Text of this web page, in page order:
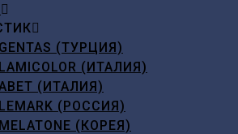
GENTAS (ТУРЦИЯ)
LAMICOLOR (ИТАЛИЯ)
(ИТАЛИЯ)
LEMARK (РОССИЯ)
MELATONE (КОРЕЯ)